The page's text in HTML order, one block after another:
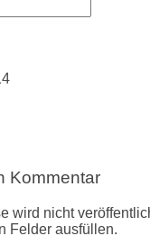
Kommentar
wird nicht
Felder ausfüllen.